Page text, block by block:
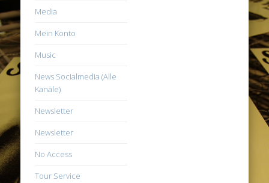
Media
Mein Konto
Music
News Socialmedia (Alle
Kanäle)
Newsletter
Newsletter
No Access
Tour Service